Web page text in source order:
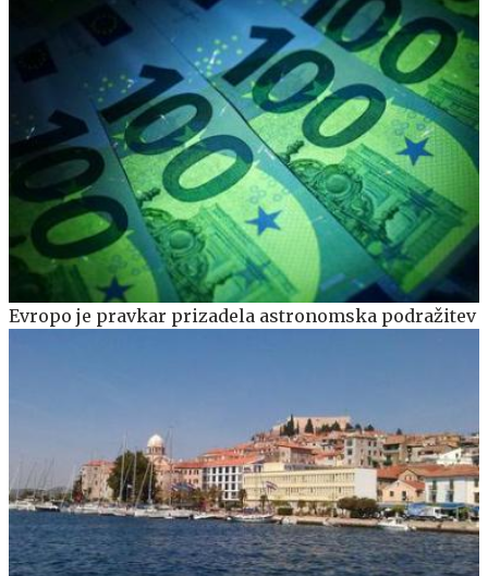
Evropo je pravkar prizadela astronomska podražitev